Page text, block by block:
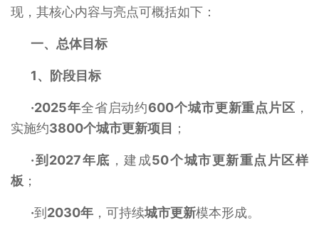
现，其核心内容与亮点可概括如下：
一、总体目标
1、 阶段目标‌
·2025年全省启动约600个城市更新重点片区 ，
实施约3800个城市更新项目‌ ；
·到2027年底 ，建成50个城市更新重点片区样
板‌ ；
·到 2030年‌ ，可持续城市更新模本形成‌。